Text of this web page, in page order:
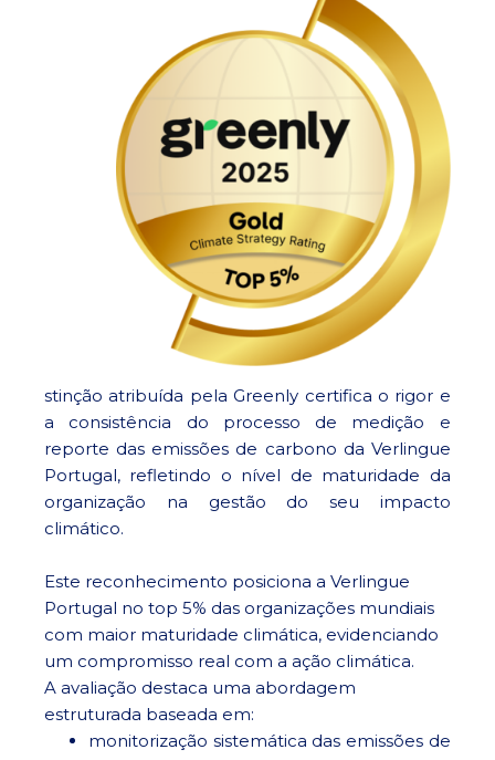
stinção atribuída pela Greenly certifica o rigor e
a consistência do processo de medição e
reporte das emissões de carbono da Verlingue
Portugal, refletindo o nível de maturidade da
organização na gestão do seu impacto
climático.
Este reconhecimento posiciona a Verlingue
Portugal no top 5% das organizações mundiais
com maior maturidade climática, evidenciando
um compromisso real com a ação climática.
A avaliação destaca uma abordagem
estruturada baseada em:
monitorização sistemática das emissões de